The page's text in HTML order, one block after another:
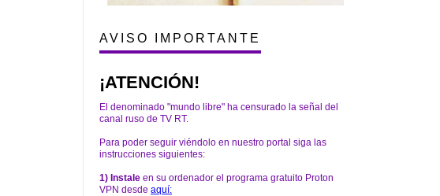
AVISO IMPORTANTE
¡ATENCIÓN!
El denominado "mundo libre" ha censurado la señal del
canal ruso de TV RT.
Para poder seguir viéndolo en nuestro portal siga las
instrucciones siguientes:
1) Instale en su ordenador el programa gratuito Proton
VPN desde aquí: